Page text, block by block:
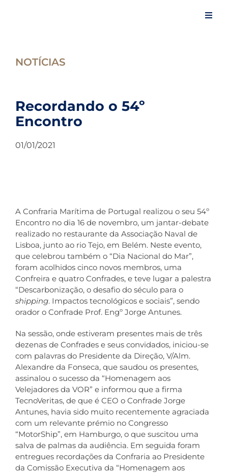
NOTÍCIAS
Recordando o 54º
Encontro
01/01/2021
A Confraria Marítima de Portugal realizou o seu 54º
Encontro no dia 16 de novembro, um jantar-debate
realizado no restaurante da Associação Naval de
Lisboa, junto ao rio Tejo, em Belém. Neste evento,
que celebrou também o “Dia Nacional do Mar”,
foram acolhidos cinco novos membros, uma
Confreira e quatro Confrades, e teve lugar a palestra
“Descarbonização, o desafio do século para o
shipping. Impactos tecnológicos e sociais”, sendo
orador o Confrade Prof. Engº Jorge Antunes.
Na sessão, onde estiveram presentes mais de três
dezenas de Confrades e seus convidados, iniciou-se
com palavras do Presidente da Direção, V/Alm.
Alexandre da Fonseca, que saudou os presentes,
assinalou o sucesso da “Homenagem aos
Velejadores da VOR” e informou que a firma
TecnoVeritas, de que é CEO o Confrade Jorge
Antunes, havia sido muito recentemente agraciada
com um relevante prémio no Congresso
“MotorShip”, em Hamburgo, o que suscitou uma
salva de palmas da audiência. Em seguida foram
entregues recordações da Confraria ao Presidente
da Comissão Executiva da “Homenagem aos